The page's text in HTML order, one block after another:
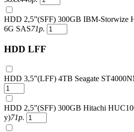
HDD 2,5”(SFF) 300GB IBM-Storwize
6G SAS71р.
HDD LFF
HDD 3,5”(LFF) 4TB Seagate
HDD 2,5”(SFF) 300GB Hitachi
у)71р.